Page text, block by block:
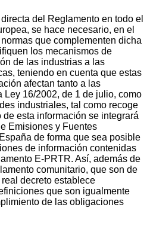
del Reglamento en todo el
se hace necesario, en el
que complementen dicha
los mecanismos de
de las industrias a las
teniendo en cuenta que estas
afectan tanto a las
Ley 16/2002, de 1 de julio, como
industriales, tal como recoge
esta información se integrará
Emisiones y Fuentes
de forma que sea posible
de información contenidas
E-PRTR. Así, además de
comunitario, que son de
decreto establece
que son igualmente
de las obligaciones